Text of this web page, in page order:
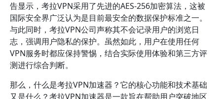
告显示，考拉VPN采用了先进的AES-256加密算法，这被
国际安全界广泛认为是目前最安全的数据保护标准之一。
与此同时，考拉VPN公司声称其不会记录用户的浏览日
志，强调用户隐私的保护。虽然如此，用户在使用任何
VPN服务时都应保持警惕，结合实际使用体验和第三方评
测进行综合判断。
那么，什么是考拉VPN加速器？它的核心功能和技术基础
又是什么？考拉VPN加速器是一款旨在帮助用户突破地区